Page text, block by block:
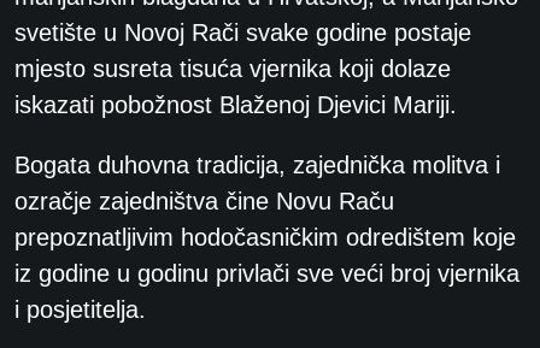
svetište u Novoj Rači svake godine postaje
mjesto susreta tisuća vjernika koji dolaze
iskazati pobožnost Blaženoj Djevici Mariji.
Bogata duhovna tradicija, zajednička molitva i
ozračje zajedništva čine Novu Raču
prepoznatljivim hodočasničkim odredištem koje
iz godine u godinu privlači sve veći broj vjernika
i posjetitelja.